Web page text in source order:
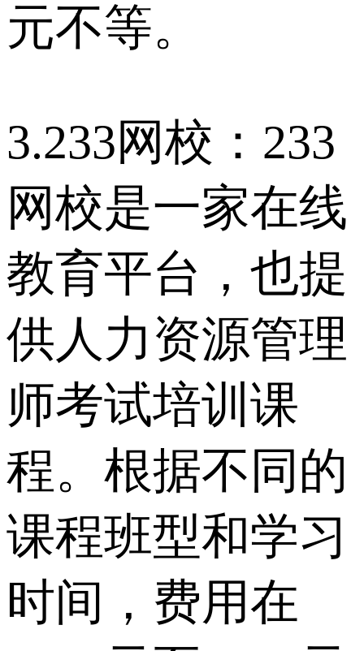
元不等。
3.233网校：233
网校是一家在线
教育平台，也提
供人力资源管理
师考试培训课
程。根据不同的
课程班型和学习
时间，费用在